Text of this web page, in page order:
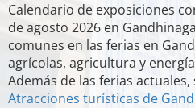
Calendario de exposiciones
de agosto 2026 en
comunes en las ferias en
agrícolas, agricultura y
Además de las ferias
Atracciones turísticas de